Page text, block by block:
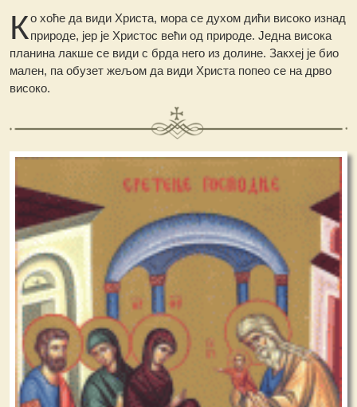
Ко хоће да види Христа, мора се духом дићи високо изнад
природе, јер је Христос већи од природе. Једна висока
планина лакше се види с брда него из долине. Закхеј је био
мален, па обузет жељом да види Христа попео се на дрво
високо.